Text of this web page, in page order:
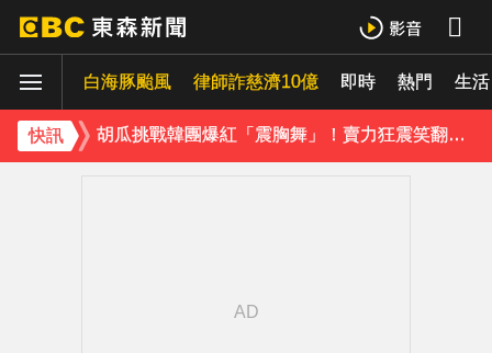
白海豚颱風 律師詐慈濟10億 即時 熱門 生活
快訊
下載東森App，隨時掌握天下大小事！
胡瓜挑戰韓團爆紅「震胸舞」！賣力狂震笑翻全場 慘被虧：是在震肚子？